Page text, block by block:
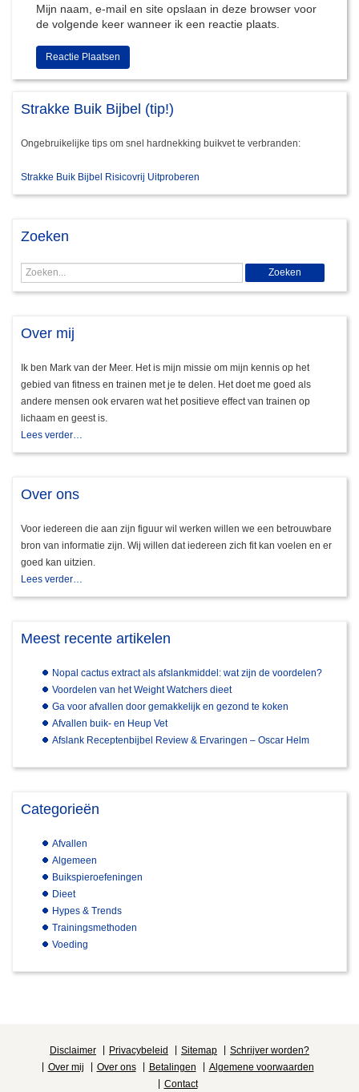
Mijn naam, e-mail en site opslaan in deze browser voor
de volgende keer wanneer ik een reactie plaats.
Strakke Buik Bijbel (tip!)
Ongebruikelijke tips om snel hardnekking buikvet te verbranden:
Strakke Buik Bijbel Risicovrij Uitproberen
Zoeken
Over mij
Ik ben Mark van der Meer. Het is mijn missie om mijn kennis op het
gebied van fitness en trainen met je te delen. Het doet me goed als
andere mensen ook ervaren wat het positieve effect van trainen op
lichaam en geest is.
Lees verder…
Over ons
Voor iedereen die aan zijn figuur wil werken willen we een betrouwbare
bron van informatie zijn. Wij willen dat iedereen zich fit kan voelen en er
goed kan uitzien.
Lees verder…
Meest recente artikelen
Nopal cactus extract als afslankmiddel: wat zijn de voordelen?
Voordelen van het Weight Watchers dieet
Ga voor afvallen door gemakkelijk en gezond te koken
Afvallen buik- en Heup Vet
Afslank Receptenbijbel Review & Ervaringen – Oscar Helm
Categorieën
Afvallen
Algemeen
Buikspieroefeningen
Dieet
Hypes & Trends
Trainingsmethoden
Voeding
Disclaimer Privacybeleid Sitemap
Schrijver worden?
Over mij
Over ons Betalingen
Algemene voorwaarden
Contact